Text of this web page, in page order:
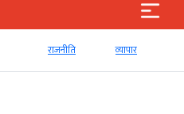
राजनीति व्‍यापार